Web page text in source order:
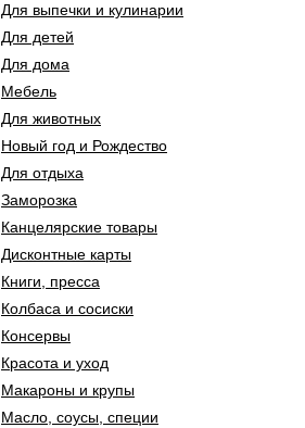
Для выпечки и кулинарии
Для детей
Для дома
Мебель
Для животных
Новый год и Рождество
Для отдыха
Заморозка
Канцелярские товары
Дисконтные карты
Книги, пресса
Колбаса и сосиски
Консервы
Красота и уход
Макароны и крупы
Масло, соусы, специи